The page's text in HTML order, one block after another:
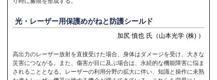
光・レーザー用保護めがねと防護シールド
加尻 慎也 氏（山本光学 (株) ）
高出力のレーザー放射を直接受けた場合、身体はダメージを受け、大きな
災害につながる。また、傷害が目に及ぶ場合は、永続的な機能障害に悩ま
されることとなる。レーザーの利用分野の拡大に伴い、知識と操作に未熟